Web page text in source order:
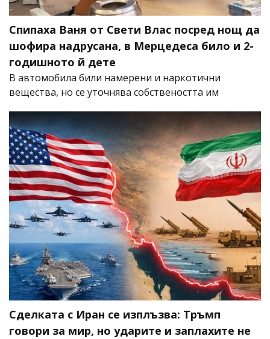
Спипаха Ваня от Свети Влас посред нощ да
шофира надрусана, в Мерцедеса било и 2-
годишното й дете
В автомобила били намерени и наркотични
вещества, но се уточнява собствеността им
Сделката с Иран се изплъзва: Тръмп
говори за мир, но ударите и заплахите не